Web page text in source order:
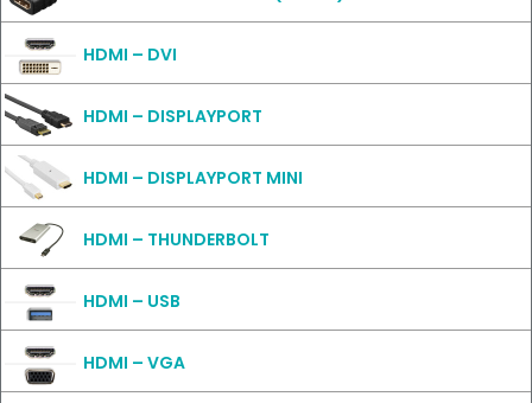
HDMI – DVI
HDMI – DISPLAYPORT
HDMI – DISPLAYPORT MINI
HDMI – THUNDERBOLT
HDMI – USB
HDMI – VGA